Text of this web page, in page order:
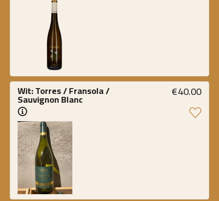
Wit: Torres / Fransola /
Sauvignon Blanc €40.00